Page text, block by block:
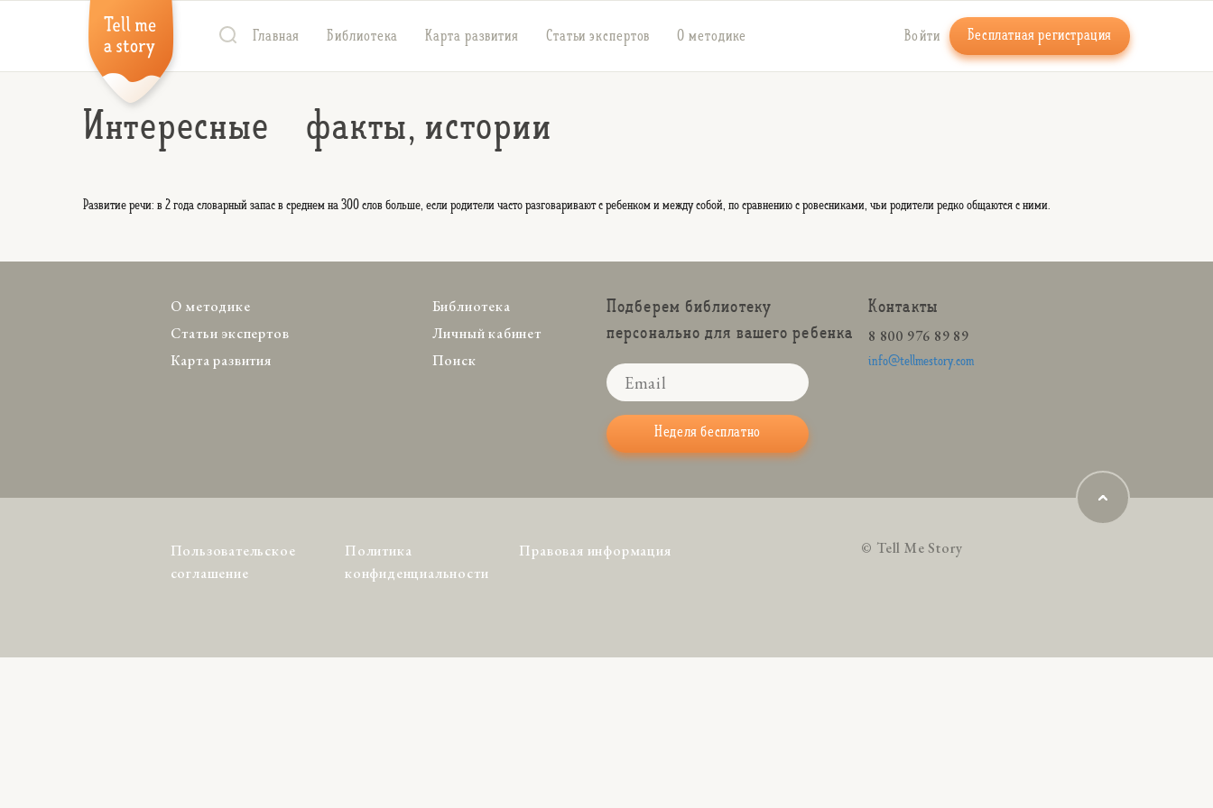
Главная Библиотека Карта развития Статьи экспертов О методике Войти Бесплатная регистрация
Интересные факты, истории
Развитие речи: в 2 года словарный запас в среднем на 300 слов больше, если родители часто разговаривают с ребенком и между собой, по сравнению с ровесниками, чьи родители редко общаются с ними.
О методике
Статьи экспертов
Карта развития
Библиотека
Личный кабинет
Поиск
Подберем библиотеку
персонально для вашего ребенка
Неделя бесплатно
Контакты
8 800 976 89 89
info@tellmestory.com
Пользовательское
соглашение
Политика
конфиденциальности
Правовая информация © Tell Me Story